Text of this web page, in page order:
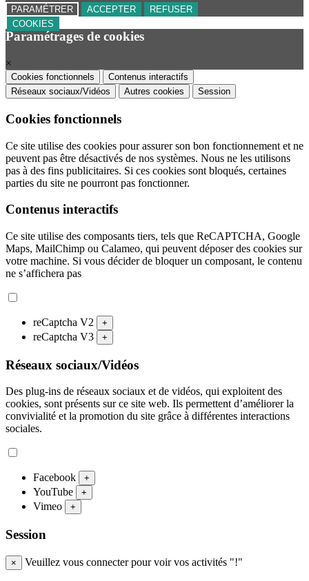
PARAMÉTRER ACCEPTER
REFUSER
COOKIES
Paramétrages de cookies
×
Cookies fonctionnels
Contenus interactifs
Réseaux sociaux/Vidéos
Autres cookies Session
Cookies fonctionnels
Ce site utilise des cookies pour assurer son bon fonctionnement et ne
peuvent pas être désactivés de nos systèmes. Nous ne les utilisons
pas à des fins publicitaires. Si ces cookies sont bloqués, certaines
parties du site ne pourront pas fonctionner.
Contenus interactifs
Ce site utilise des composants tiers, tels que ReCAPTCHA, Google
Maps, MailChimp ou Calameo, qui peuvent déposer des cookies sur
votre machine. Si vous décider de bloquer un composant, le contenu
ne s’affichera pas
reCaptcha V2 +
reCaptcha V3 +
Réseaux sociaux/Vidéos
Des plug-ins de réseaux sociaux et de vidéos, qui exploitent des
cookies, sont présents sur ce site web. Ils permettent d’améliorer la
convivialité et la promotion du site grâce à différentes interactions
sociales.
Facebook +
YouTube +
Vimeo +
Session
× Veuillez vous connecter pour voir vos activités "!"